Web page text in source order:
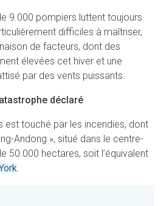
9.000 pompiers luttent toujours
difficiles à maîtriser,
de facteurs, dont des
élevées cet hiver et une
par des vents puissants.
déclaré
est touché par les incendies, dont
Andong », situé dans le centre-
50.000 hectares, soit l’équivalent
.